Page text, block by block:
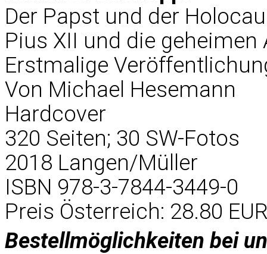
Der Papst und der
Pius XII und die
Erstmalige
Von Michael Hesemann
Hardcover
320 Seiten; 30 SW-Fotos
2018 Langen/Müller
ISBN 978-3-7844-3449-0
Preis Österreich: 28.80
Bestellmöglichkeiten bei